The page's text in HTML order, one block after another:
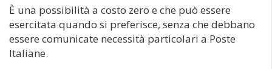
È una possibilità a costo zero e che può essere
esercitata quando si preferisce, senza che debbano
essere comunicate necessità particolari a Poste
Italiane.